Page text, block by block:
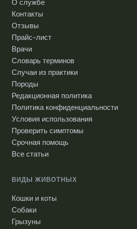
О службе
Контакты
Отзывы
Прайс-лист
Врачи
Словарь терминов
Случаи из практики
Породы
Редакционная политика
Политика конфиденциальности
Условия использования
Проверить симптомы
Срочная помощь
Все статьи
ВИДЫ ЖИВОТНЫХ
Кошки и коты
Собаки
Грызуны